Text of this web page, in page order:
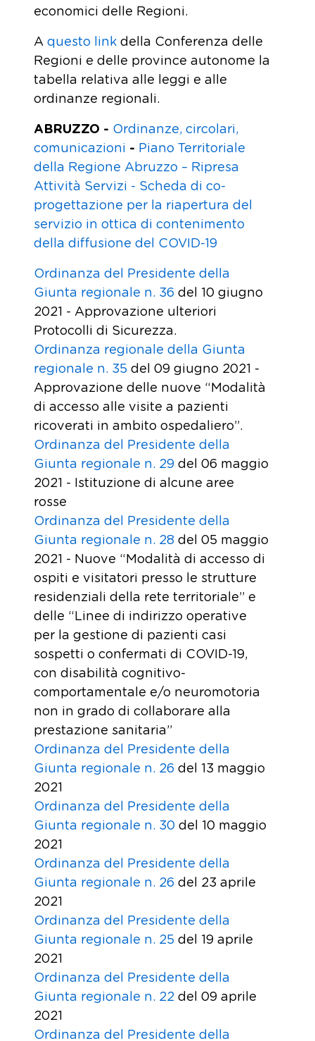
economici delle Regioni.
A questo link della Conferenza delle
Regioni e delle province autonome la
tabella relativa alle leggi e alle
ordinanze regionali.
ABRUZZO - Ordinanze, circolari,
comunicazioni - Piano Territoriale
della Regione Abruzzo – Ripresa
Attività Servizi - Scheda di co-
progettazione per la riapertura del
servizio in ottica di contenimento
della diffusione del COVID-19
Ordinanza del Presidente della
Giunta regionale n. 36 del 10 giugno
2021 - Approvazione ulteriori
Protocolli di Sicurezza.
Ordinanza regionale della Giunta
regionale n. 35 del 09 giugno 2021 -
Approvazione delle nuove “Modalità
di accesso alle visite a pazienti
ricoverati in ambito ospedaliero”.
Ordinanza del Presidente della
Giunta regionale n. 29 del 06 maggio
2021 - Istituzione di alcune aree
rosse
Ordinanza del Presidente della
Giunta regionale n. 28 del 05 maggio
2021 - Nuove “Modalità di accesso di
ospiti e visitatori presso le strutture
residenziali della rete territoriale” e
delle “Linee di indirizzo operative
per la gestione di pazienti casi
sospetti o confermati di COVID-19,
con disabilità cognitivo-
comportamentale e/o neuromotoria
non in grado di collaborare alla
prestazione sanitaria”
Ordinanza del Presidente della
Giunta regionale n. 26 del 13 maggio
2021
Ordinanza del Presidente della
Giunta regionale n. 30 del 10 maggio
2021
Ordinanza del Presidente della
Giunta regionale n. 26 del 23 aprile
2021
Ordinanza del Presidente della
Giunta regionale n. 25 del 19 aprile
2021
Ordinanza del Presidente della
Giunta regionale n. 22 del 09 aprile
2021
Ordinanza del Presidente della